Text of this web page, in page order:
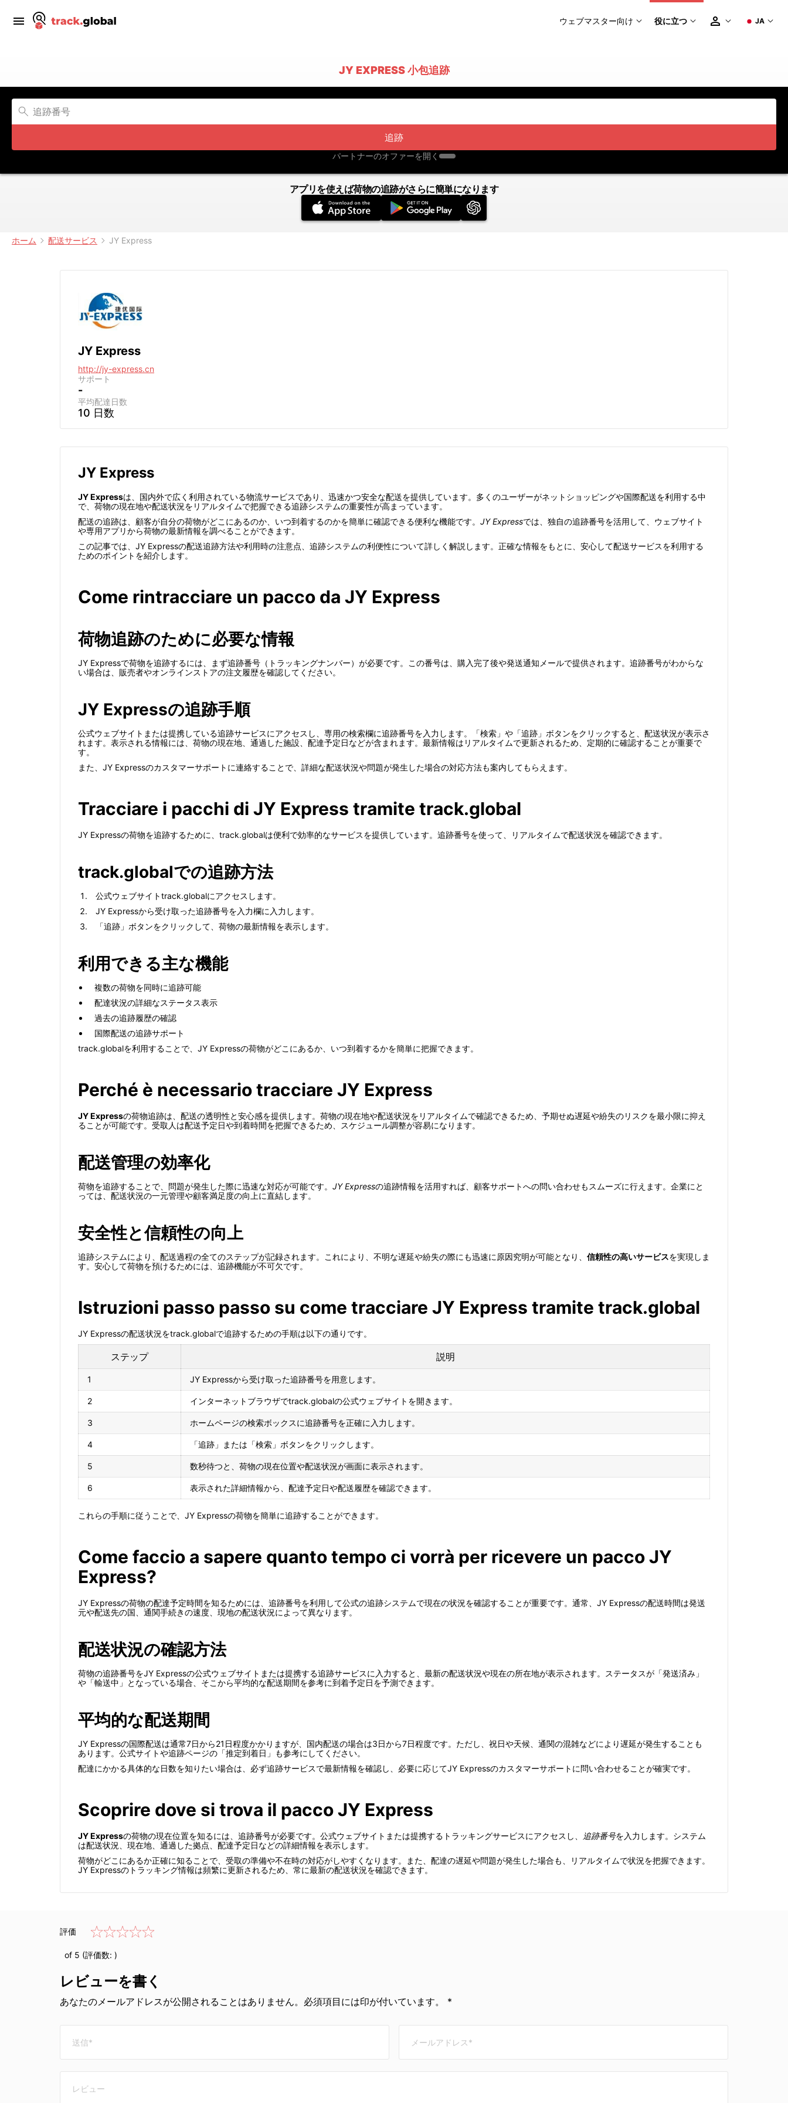
ウェブマスター向け 役に立つ JA
JY EXPRESS 小包追跡
追跡
パートナーのオファーを開く
アプリを使えば荷物の追跡がさらに簡単になります
ホーム 配送サービス JY Express
JY Express
http://jy-express.cn
サポート
-
平均配達日数
10 日数
JY Express
JY Expressは、国内外で広く利用されている物流サービスであり、迅速かつ安全な配送を提供しています。多くのユーザーがネットショッピングや国際配送を利用する中
で、荷物の現在地や配送状況をリアルタイムで把握できる追跡システムの重要性が高まっています。
配送の追跡は、顧客が自分の荷物がどこにあるのか、いつ到着するのかを簡単に確認できる便利な機能です。 JY Expressでは、独自の追跡番号を活用して、ウェブサイト
や専用アプリから荷物の最新情報を調べることができます。
この記事では、JY Expressの配送追跡方法や利用時の注意点、追跡システムの利便性について詳しく解説します。正確な情報をもとに、安心して配送サービスを利用する
ためのポイントを紹介します。
Come rintracciare un pacco da JY Express
荷物追跡のために必要な情報
JY Expressで荷物を追跡するには、まず追跡番号（トラッキングナンバー）が必要です。この番号は、購入完了後や発送通知メールで提供されます。追跡番号がわからな
い場合は、販売者やオンラインストアの注文履歴を確認してください。
JY Expressの追跡手順
公式ウェブサイトまたは提携している追跡サービスにアクセスし、専用の検索欄に追跡番号を入力します。「検索」や「追跡」ボタンをクリックすると、配送状況が表示さ
れます。表示される情報には、荷物の現在地、通過した施設、配達予定日などが含まれます。最新情報はリアルタイムで更新されるため、定期的に確認することが重要で
す。
また、JY Expressのカスタマーサポートに連絡することで、詳細な配送状況や問題が発生した場合の対応方法も案内してもらえます。
Tracciare i pacchi di JY Express tramite track.global
JY Expressの荷物を追跡するために、track.globalは便利で効率的なサービスを提供しています。追跡番号を使って、リアルタイムで配送状況を確認できます。
track.globalでの追跡方法
公式ウェブサイトtrack.globalにアクセスします。
JY Expressから受け取った追跡番号を入力欄に入力します。
「追跡」ボタンをクリックして、荷物の最新情報を表示します。
利用できる主な機能
複数の荷物を同時に追跡可能
配達状況の詳細なステータス表示
過去の追跡履歴の確認
国際配送の追跡サポート
track.globalを利用することで、JY Expressの荷物がどこにあるか、いつ到着するかを簡単に把握できます。
Perché è necessario tracciare JY Express
JY Expressの荷物追跡は、配送の透明性と安心感を提供します。荷物の現在地や配送状況をリアルタイムで確認できるため、予期せぬ遅延や紛失のリスクを最小限に抑え
ることが可能です。受取人は配送予定日や到着時間を把握できるため、スケジュール調整が容易になります。
配送管理の効率化
荷物を追跡することで、問題が発生した際に迅速な対応が可能です。 JY Expressの追跡情報を活用すれば、顧客サポートへの問い合わせもスムーズに行えます。企業にと
っては、配送状況の一元管理や顧客満足度の向上に直結します。
安全性と信頼性の向上
追跡システムにより、配送過程の全てのステップが記録されます。これにより、不明な遅延や紛失の際にも迅速に原因究明が可能となり、 信頼性の高いサービスを実現しま
す。安心して荷物を預けるためには、追跡機能が不可欠です。
Istruzioni passo passo su come tracciare JY Express tramite track.global
JY Expressの配送状況をtrack.globalで追跡するための手順は以下の通りです。
ステップ 説明
1 JY Expressから受け取った追跡番号を用意します。
2 インターネットブラウザでtrack.globalの公式ウェブサイトを開きます。
3 ホームページの検索ボックスに追跡番号を正確に入力します。
4 「追跡」または「検索」ボタンをクリックします。
5 数秒待つと、荷物の現在位置や配送状況が画面に表示されます。
6 表示された詳細情報から、配達予定日や配送履歴を確認できます。
これらの手順に従うことで、JY Expressの荷物を簡単に追跡することができます。
Come faccio a sapere quanto tempo ci vorrà per ricevere un pacco JY
Express?
JY Expressの荷物の配達予定時間を知るためには、追跡番号を利用して公式の追跡システムで現在の状況を確認することが重要です。通常、JY Expressの配送時間は発送
元や配送先の国、通関手続きの速度、現地の配送状況によって異なります。
配送状況の確認方法
荷物の追跡番号をJY Expressの公式ウェブサイトまたは提携する追跡サービスに入力すると、最新の配送状況や現在の所在地が表示されます。ステータスが「発送済み」
や「輸送中」となっている場合、そこから平均的な配送期間を参考に到着予定日を予測できます。
平均的な配送期間
JY Expressの国際配送は通常7日から21日程度かかりますが、国内配送の場合は3日から7日程度です。ただし、祝日や天候、通関の混雑などにより遅延が発生することも
あります。公式サイトや追跡ページの「推定到着日」も参考にしてください。
配達にかかる具体的な日数を知りたい場合は、必ず追跡サービスで最新情報を確認し、必要に応じてJY Expressのカスタマーサポートに問い合わせることが確実です。
Scoprire dove si trova il pacco JY Express
JY Expressの荷物の現在位置を知るには、追跡番号が必要です。公式ウェブサイトまたは提携するトラッキングサービスにアクセスし、 追跡番号を入力します。システム
は配送状況、現在地、通過した拠点、配達予定日などの詳細情報を表示します。
荷物がどこにあるか正確に知ることで、受取の準備や不在時の対応がしやすくなります。また、配達の遅延や問題が発生した場合も、リアルタイムで状況を把握できます。
JY Expressのトラッキング情報は頻繁に更新されるため、常に最新の配送状況を確認できます。
評価
of 5 (評価数: )
レビューを書く
あなたのメールアドレスが公開されることはありません。必須項目には印が付いています。 *